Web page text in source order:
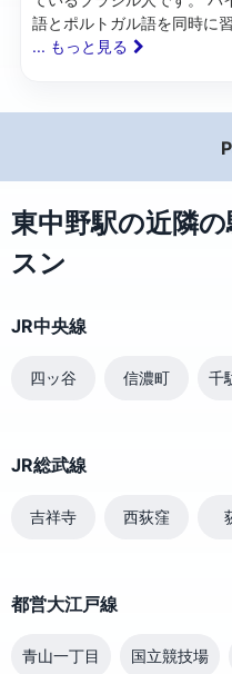
語とポルトガル語を同時に
... もっと見る
東中野駅の近隣
スン
JR中央線
四ッ谷 信濃町 千
JR総武線
吉祥寺 西荻窪
都営大江戸線
青山一丁目 国立競技場